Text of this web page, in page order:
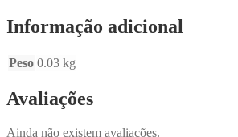
Informação adicional
Peso 0.03 kg
Avaliações
Ainda não existem avaliações.